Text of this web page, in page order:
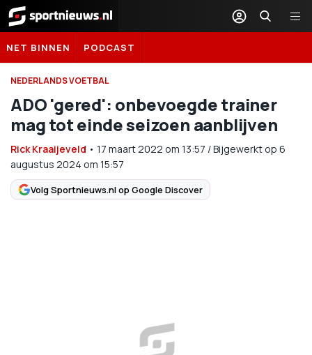
Sportnieuws.nl
NET BINNEN PODCAST
NEDERLANDS VOETBAL
ADO 'gered': onbevoegde trainer
mag tot einde seizoen aanblijven
Rick Kraaijeveld • 17 maart 2022 om 13:57 /Bijgewerkt op 6
augustus 2024 om 15:57
Volg Sportnieuws.nl op Google Discover